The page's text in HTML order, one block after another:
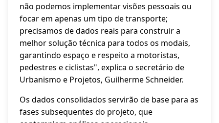
não podemos implementar visões pessoais ou
focar em apenas um tipo de transporte;
precisamos de dados reais para construir a
melhor solução técnica para todos os modais,
garantindo espaço e respeito a motoristas,
pedestres e ciclistas", explica o secretário de
Urbanismo e Projetos, Guilherme Schneider.
Os dados consolidados servirão de base para as
fases subsequentes do projeto, que